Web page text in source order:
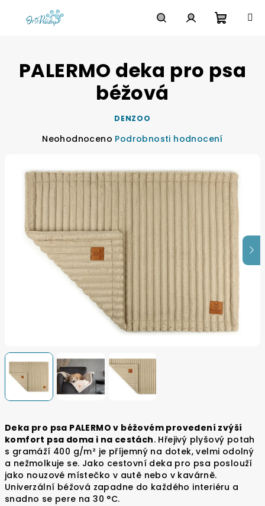
košík
Deka pro psa PALERMO v béžovém provedení zvýší
komfort psa doma i na cestách. Hřejivý plyšový potah
s gramáží 400 g/m² je příjemný na dotek, velmi odolný
a nežmolkuje se. Jako cestovní deka pro psa poslouží
jako nouzové místečko v autě nebo v kavárně.
Univerzální béžová zapadne do každého interiéru a
snadno se pere na 30 °C.
PALERMO deka pro psa
béžová
DENZOO
Průměrné
je
0,0
z
5
hvězdiček.
Neohodnoceno Podrobnosti hodnocení